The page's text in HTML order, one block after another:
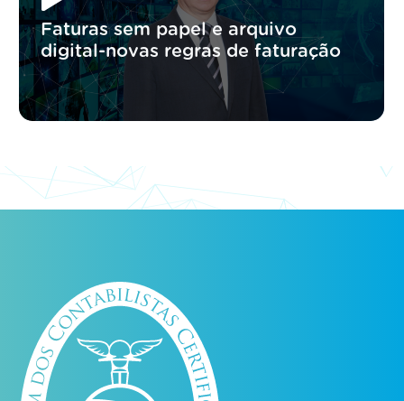
Faturas sem papel e arquivo
digital-novas regras de faturação